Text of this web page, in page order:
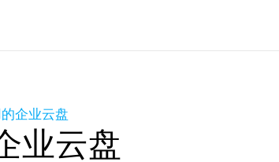
企业云盘
业云盘